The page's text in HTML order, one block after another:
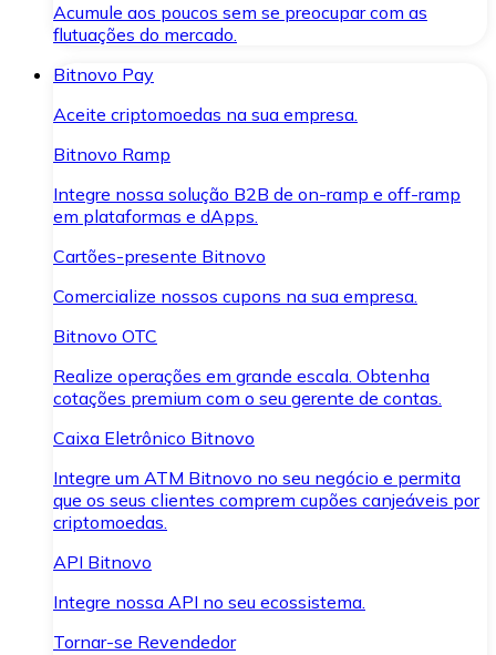
Acumule aos poucos sem se preocupar com as
flutuações do mercado.
Bitnovo Pay
Aceite criptomoedas na sua empresa.
Bitnovo Ramp
Integre nossa solução B2B de on-ramp e off-ramp
em plataformas e dApps.
Cartões-presente Bitnovo
Comercialize nossos cupons na sua empresa.
Bitnovo OTC
Realize operações em grande escala. Obtenha
cotações premium com o seu gerente de contas.
Caixa Eletrônico Bitnovo
Integre um ATM Bitnovo no seu negócio e permita
que os seus clientes comprem cupões canjeáveis por
criptomoedas.
API Bitnovo
Integre nossa API no seu ecossistema.
Tornar-se Revendedor